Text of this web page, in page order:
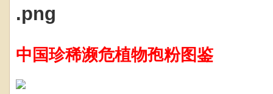
中国珍稀濒危植物孢粉图鉴